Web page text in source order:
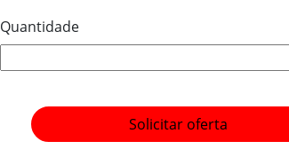
Quantidade
Solicitar oferta